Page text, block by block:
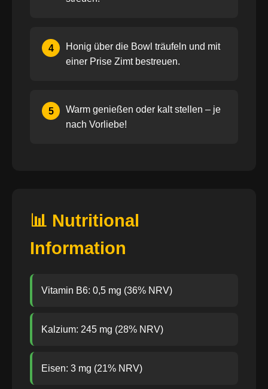
4
Honig über die Bowl träufeln und mit
einer Prise Zimt bestreuen.
5
Warm genießen oder kalt stellen – je
nach Vorliebe!
📊 Nutritional
Information
Vitamin B6: 0,5 mg (36% NRV)
Kalzium: 245 mg (28% NRV)
Eisen: 3 mg (21% NRV)